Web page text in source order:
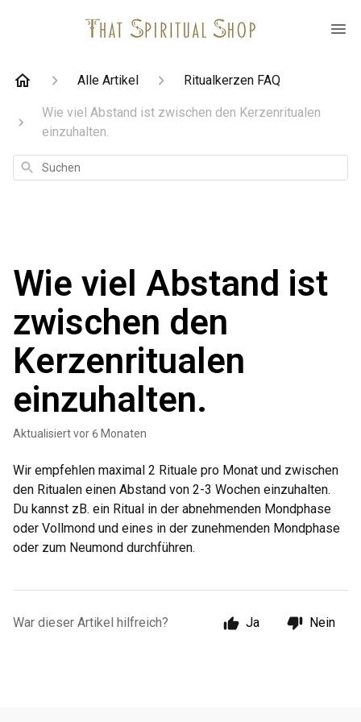
Alle Artikel Ritualkerzen FAQ
Wie viel Abstand ist zwischen den Kerzenritualen
einzuhalten.
Suchen
Wie viel Abstand ist
zwischen den
Kerzenritualen
einzuhalten.
Aktualisiertvor 6 Monaten
Wir empfehlen maximal 2 Rituale pro Monat und zwischen
den Ritualen einen Abstand von 2-3 Wochen einzuhalten.
Du kannst zB. ein Ritual in der abnehmenden Mondphase
oder Vollmond und eines in der zunehmenden Mondphase
oder zum Neumond durchführen.
War dieser Artikel hilfreich? Ja Nein